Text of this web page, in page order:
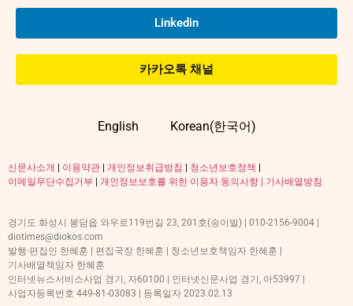
Linkedin
카카오톡 채널
English Korean(한국어)
신문사소개 | 이용약관 | 개인정보취급방침 | 청소년보호정책 |
이메일무단수집거부 | 개인정보보호를 위한 이용자 동의사항 | 기사배열방침
경기도 화성시 봉담읍 와우로119번길 23, 201호(송이빌) | 010-2156-9004 |
diotimes@diokos.com
발행·편집인 한혜훈 | 편집국장 한혜훈 | 청소년보호책임자 한혜훈 |
기사배열책임자 한혜훈
인터넷뉴스서비스사업 경기, 자60100 | 인터넷신문사업 경기, 아53997 |
사업자등록번호 449-81-03083 | 등록일자 2023.02.13